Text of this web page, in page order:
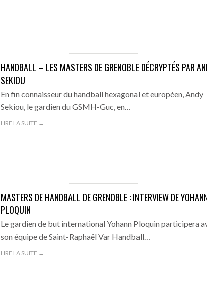
HANDBALL – LES MASTERS DE GRENOBLE DÉCRYPTÉS PAR
SEKIOU
En fin connaisseur du handball hexagonal et européen, Andy
Sekiou, le gardien du GSMH-Guc, en…
LIRE LA SUITE →
MASTERS DE HANDBALL DE GRENOBLE : INTERVIEW DE
PLOQUIN
Le gardien de but international Yohann Ploquin participera
son équipe de Saint-Raphaël Var Handball…
LIRE LA SUITE →